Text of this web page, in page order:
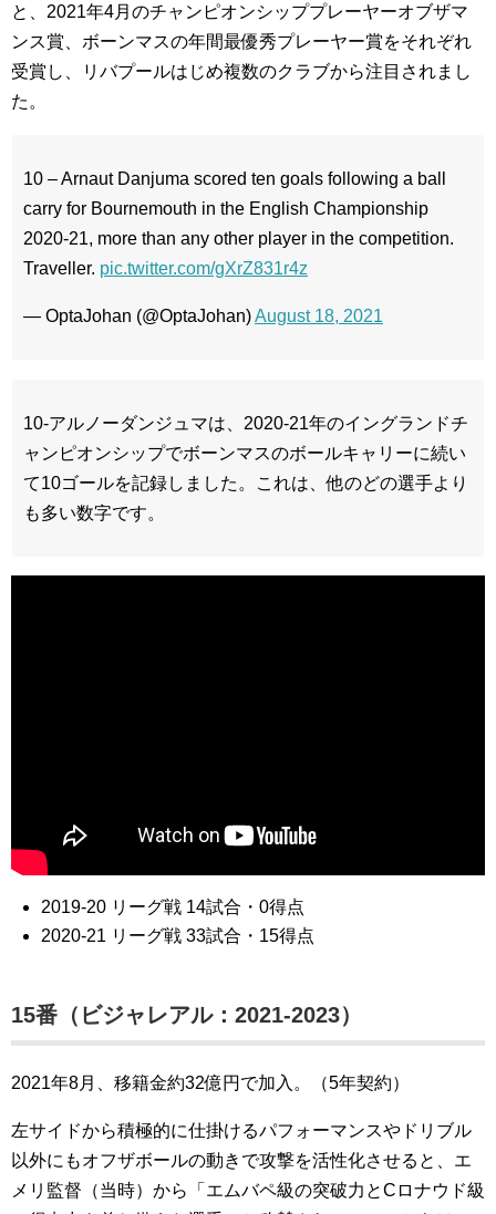
と、2021年4月のチャンピオンシッププレーヤーオブザマ
ンス賞、ボーンマスの年間最優秀プレーヤー賞をそれぞれ
受賞し、リバプールはじめ複数のクラブから注目されまし
た。
10 – Arnaut Danjuma scored ten goals following a ball
carry for Bournemouth in the English Championship
2020-21, more than any other player in the competition.
Traveller. pic.twitter.com/gXrZ831r4z
— OptaJohan (@OptaJohan)August 18, 2021
10-アルノーダンジュマは、2020-21年のイングランドチ
ャンピオンシップでボーンマスのボールキャリーに続い
て10ゴールを記録しました。これは、他のどの選手より
も多い数字です。
2019-20 リーグ戦 14試合・0得点
2020-21 リーグ戦 33試合・15得点
15番（ビジャレアル：2021-2023）
2021年8月、移籍金約32億円で加入。（5年契約）
左サイドから積極的に仕掛けるパフォーマンスやドリブル
以外にもオフザボールの動きで攻撃を活性化させると、エ
メリ監督（当時）から「エムバペ級の突破力とCロナウド級